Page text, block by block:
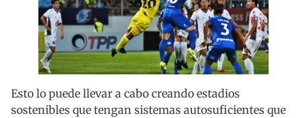
Esto lo puede llevar a cabo creando estadios
sostenibles que tengan sistemas autosuficientes que